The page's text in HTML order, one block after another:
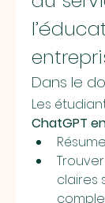
Dans le
ChatGPT
claires